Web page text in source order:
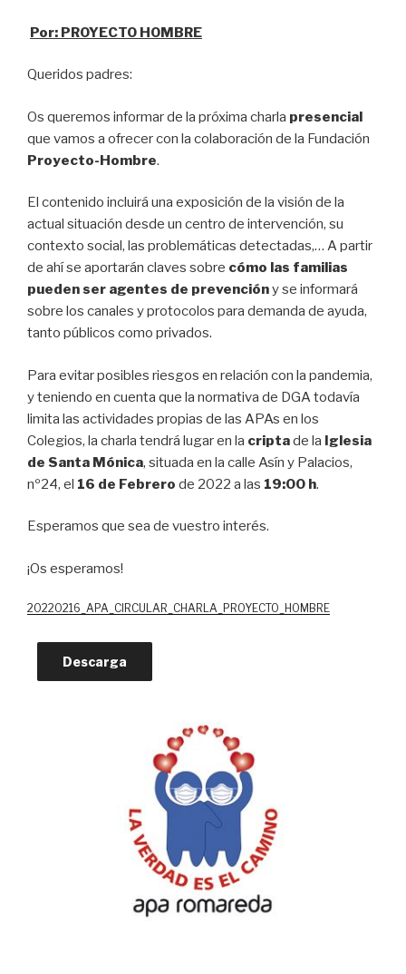
Por: PROYECTO HOMBRE
Queridos padres:
Os queremos informar de la próxima charla presencial
que vamos a ofrecer con la colaboración de la Fundación
Proyecto-Hombre.
El contenido incluirá una exposición de la visión de la
actual situación desde un centro de intervención, su
contexto social, las problemáticas detectadas,… A partir
de ahí se aportarán claves sobre cómo las familias
pueden ser agentes de prevencióny se informará
sobre los canales y protocolos para demanda de ayuda,
tanto públicos como privados.
Para evitar posibles riesgos en relación con la pandemia,
y teniendo en cuenta que la normativa de DGA todavía
limita las actividades propias de las APAs en los
Colegios, la charla tendrá lugar en la criptade la Iglesia
de Santa Mónica, situada en la calle Asín y Palacios,
nº24, el 16 de Febrero de 2022 a las 19:00 h.
Esperamos que sea de vuestro interés.
¡Os esperamos!
20220216_APA_CIRCULAR_CHARLA_PROYECTO_HOMBRE
Descarga